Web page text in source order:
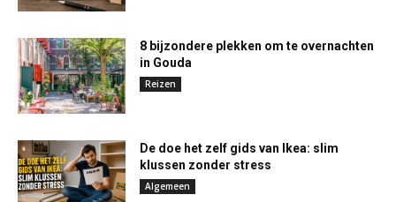
8 bijzondere plekken om te overnachten
in Gouda
Reizen
De doe het zelf gids van Ikea: slim
klussen zonder stress
Algemeen